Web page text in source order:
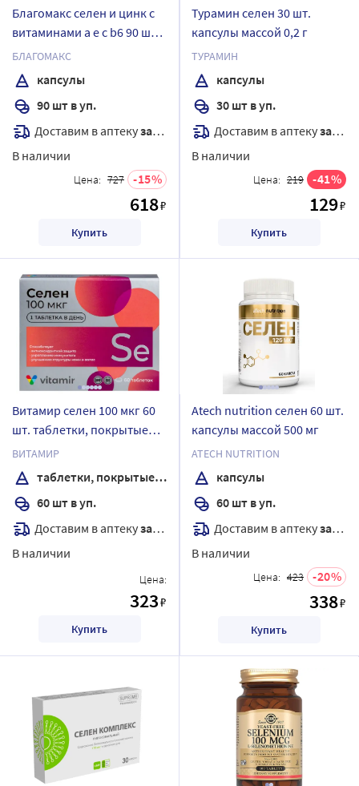
Благомакс селен и цинк с
витаминами a e c b6 90 шт.
капсулы массой 0,4 г
БЛАГОМАКС
капсулы
90 шт в уп.
Доставим в аптекузавтра
В наличии
Цена: 727 15
618₽
Купить
Турамин селен 30 шт.
капсулы массой 0,2 г
ТУРАМИН
капсулы
30 шт в уп.
Доставим в аптекузавтра
В наличии
Цена: 219 41
129₽
Купить
Витамир селен 100 мкг 60
шт. таблетки, покрытые
оболочкой массой 103 мг
ВИТАМИР
таблетки, покрытые оболочкой
60 шт в уп.
Доставим в аптекузавтра
В наличии
Цена:
323₽
Купить
Atech nutrition селен 60 шт.
капсулы массой 500 мг
ATECH NUTRITION
капсулы
60 шт в уп.
Доставим в аптекузавтра
В наличии
Цена: 423 20
338₽
Купить